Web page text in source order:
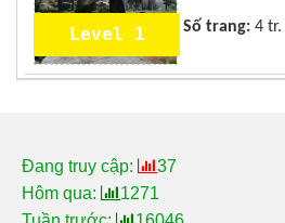
Level 1 Số trang: 4 tr.
Đang truy cập:
37
Hôm qua:
1271